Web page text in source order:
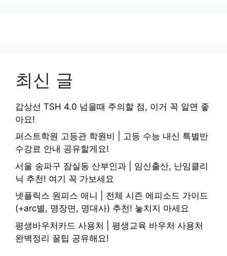
최신 글
갑상선 TSH 4.0 넘을때 주의할 점, 이거 꼭 알면 좋
아요!
퍼스트학원 고등관 학원비 | 고등 수능 내신 특별반
수강료 안내 공유할게요!
서울 송파구 잠실동 산부인과 | 임신출산, 난임클리
닉 추천! 여기 꼭 가보세요
넷플릭스 원피스 애니 | 전체 시즌 에피소드 가이드
(+arc별, 명장면, 명대사) 추천! 놓치지 마세요
평생바우처카드 사용처 | 평생교육 바우처 사용처
완벽정리 꿀팁 공유해요!